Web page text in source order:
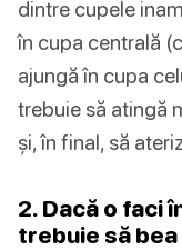
dintre cupele
în cupa centrală
ajungă în cupa
trebuie să atingă
și, în final, să
2. Dacă o faci
trebuie să